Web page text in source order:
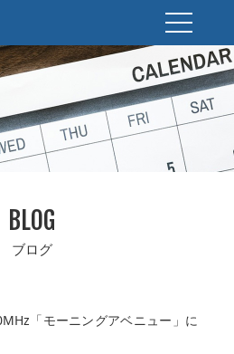
BLOG
ブログ
「モーニングアベニュー」に